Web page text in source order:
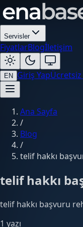
Servisler
FiyatlarBlogİletişim
EN Giriş Yap
Ana Sayfa
/
Blog
/
telif hakkı
telif hakkı
telif hakkı başvuru
1 yazı